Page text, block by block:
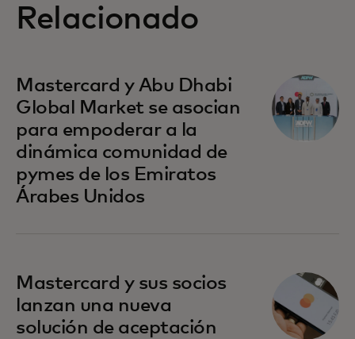
Relacionado
Mastercard y Abu Dhabi
Global Market se asocian
para empoderar a la
dinámica comunidad de
pymes de los Emiratos
Árabes Unidos
se abre en una pestaña nueva
Mastercard y sus socios
lanzan una nueva
solución de aceptación
se abre en una pestaña nueva